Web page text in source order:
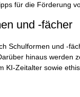
für die Förderung
und -fächer
Schulformen und -
hinaus werden
KI-Zeitalter sowie